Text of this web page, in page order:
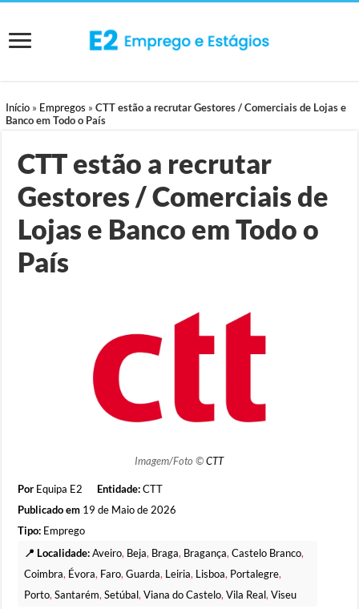
Início » Empregos »CTT estão a recrutar Gestores / Comerciais de Lojas e
Banco em Todo o País
CTT estão a recrutar
Gestores / Comerciais de
Lojas e Banco em Todo o
País
Imagem/Foto ©CTT
Por Equipa E2 Entidade:CTT
Publicado em 19 de Maio de 2026
Tipo: Emprego
📍 Localidade: Aveiro, Beja, Braga, Bragança,Castelo Branco,
Coimbra, Évora, Faro,Guarda, Leiria, Lisboa, Portalegre,
Porto,Santarém,Setúbal,Viana do Castelo,Vila Real,Viseu